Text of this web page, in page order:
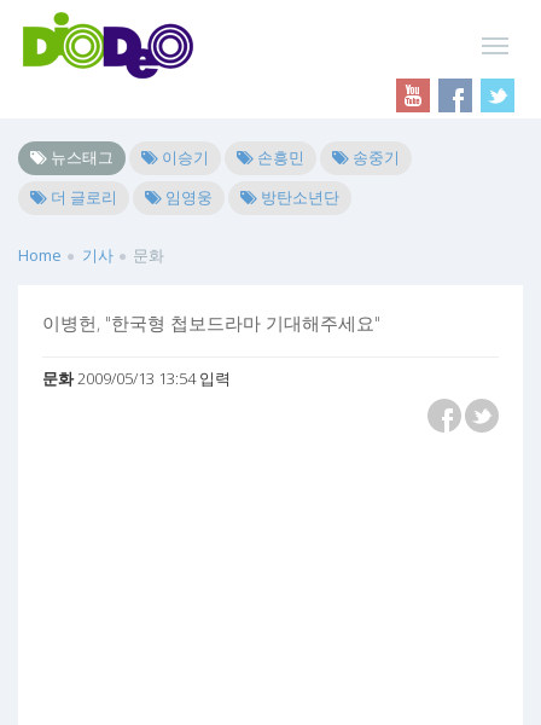
뉴스태그 이승기 손흥민
송중기
더 글로리
임영웅 방탄소년단
Home 기사 문화
이병헌, "한국형 첩보드라마 기대해주세요"
문화2009/05/13 13:54 입력